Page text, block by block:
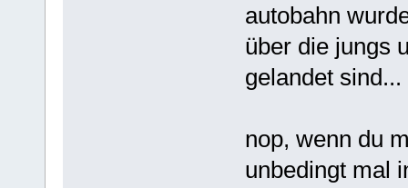
autobahn
über die jungs
gelandet sind...
nop, wenn du
unbedingt mal